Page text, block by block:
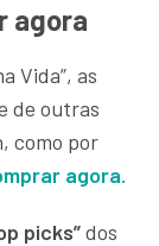
agora
Vida”, as
de outras
como por
agora.
picks”dos